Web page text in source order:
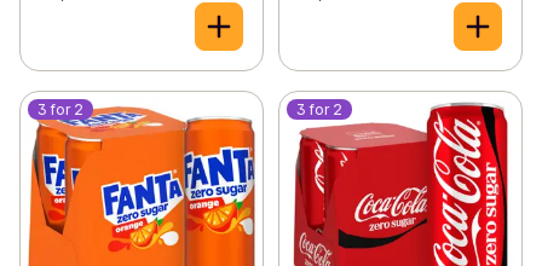
3 for 2 3 for 2